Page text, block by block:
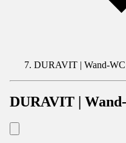
DURAVIT | Wand-WC
DURAVIT |